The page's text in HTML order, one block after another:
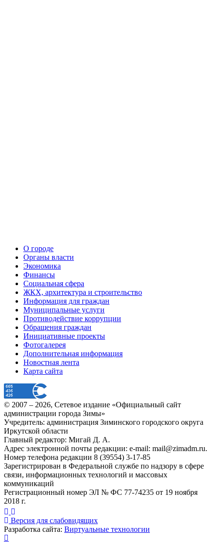
О городе
Органы власти
Экономика
Финансы
Социальная сфера
ЖКХ, архитектура и строительство
Информация для граждан
Муниципальные услуги
Противодействие коррупции
Обращения граждан
Инициативные проекты
Фотогалерея
Дополнительная информация
Новостная лента
Карта сайта
© 2007 – 2026, Сетевое издание «Официальный сайт
администрации города Зимы»
Учредитель: администрация Зиминского городского округа
Иркутской области
Главный редактор: Мигай Д. А.
Адрес электронной почты редакции: e-mail: mail@zimadm.ru.
Номер телефона редакции 8 (39554) 3-17-85
Зарегистрирован в Федеральной службе по надзору в сфере
связи, информационных технологий и массовых
коммуникаций
Регистрационный номер ЭЛ № ФС 77-74235 от 19 ноября
2018 г.
Версия для слабовидящих
Разработка сайта: Виртуальные технологии